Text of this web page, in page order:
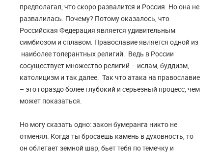
предполагал, что скоро развалится и Россия. Но она не
развалилась. Почему? Потому оказалось, что
Российская Федерация является удивительным
симбиозом и сплавом. Православие является одной из
наиболее толерантных религий. Ведь в России
сосуществует множество религий – ислам, буддизм,
католицизм и так далее. Так что атака на православие
– это гораздо более глубокий и серьезный процесс, чем
может показаться.
Но могу сказать одно: закон бумеранга никто не
отменял. Когда ты бросаешь камень в духовность, то
он облетает земной шар, бьет тебя по темечку и